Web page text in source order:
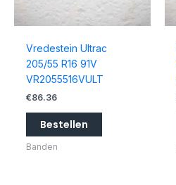
Vredestein Ultrac
205/55 R16 91V
VR2055516VULT
€86.36
Bestellen
Banden